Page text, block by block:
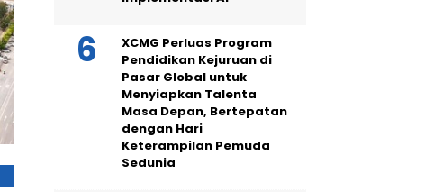
XCMG Perluas Program
Pendidikan Kejuruan di
Pasar Global untuk
Menyiapkan Talenta
Masa Depan, Bertepatan
dengan Hari
Keterampilan Pemuda
Sedunia